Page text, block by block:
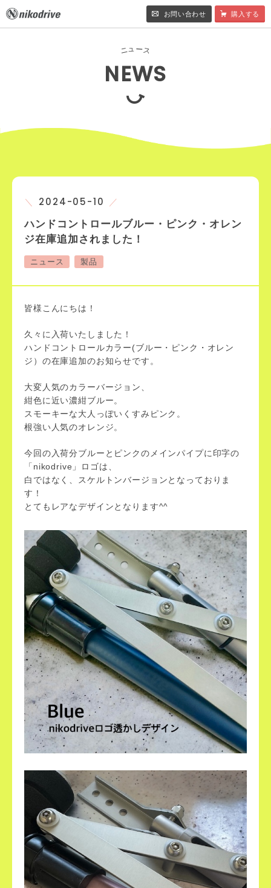
お問い合わせ 購入する
ニュ ース
NEWS
2024-05-10
ハンドコントロールブルー・ピンク・オレン
ジ在庫追加されました！
ニュース 製品
皆様こんにちは！
久々に入荷いたしました！
ハンドコントロールカラー(ブルー・ピンク・オレン
ジ）の在庫追加のお知らせです。
大変人気のカラーバージョン、
紺色に近い濃紺ブルー。
スモーキーな大人っぽいくすみピンク。
根強い人気のオレンジ。
今回の入荷分ブルーとピンクのメインパイプに印字の
「nikodrive」ロゴは、
白ではなく、スケルトンバージョンとなっておりま
す！
とてもレアなデザインとなります^^